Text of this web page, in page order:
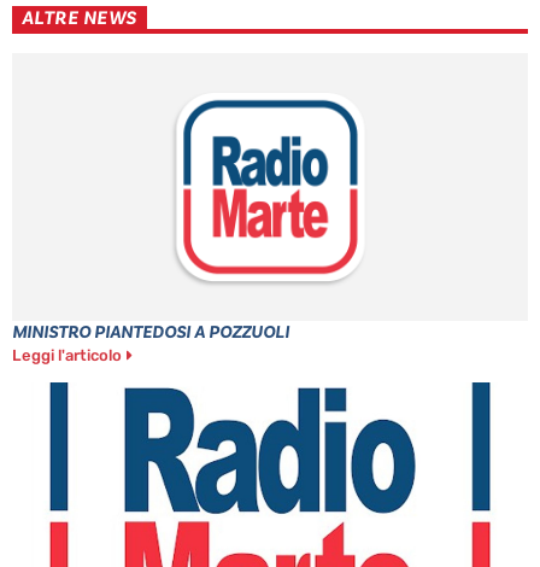
ALTRE NEWS
MINISTRO PIANTEDOSI A POZZUOLI
Leggi l'articolo